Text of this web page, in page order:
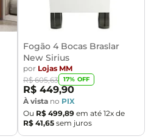
Fogão 4 Bocas Braslar
New Sirius
por Lojas MM
R$ 605,63 17% OFF
R$ 449,90
À vista no PIX
Ou R$ 499,89 em até 12x de
R$ 41,65 sem juros